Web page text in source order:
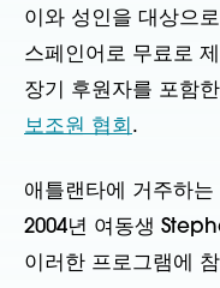
이와 성인을 대상으
스페인어로 무료로
장기 후원자를 포함
보조원 협회 .
애틀랜타에 거주하
2004년 여동생
이러한 프로그램에